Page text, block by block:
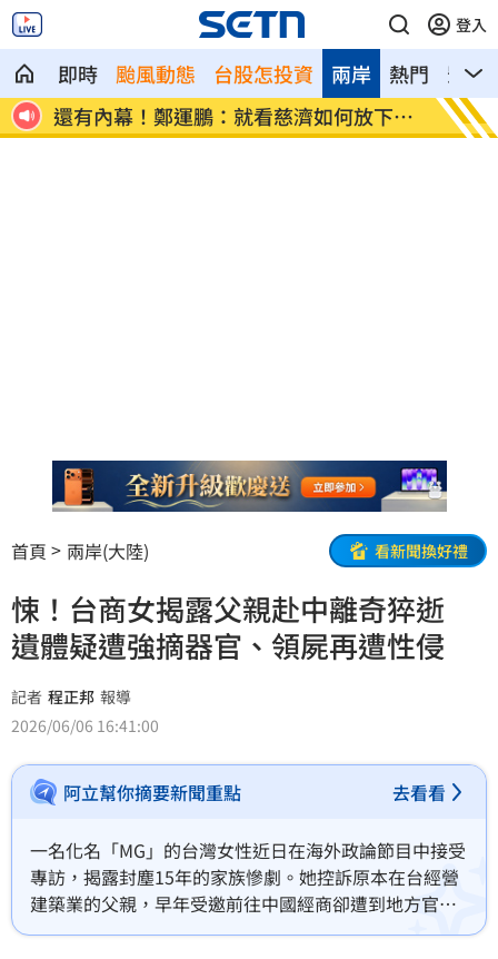
登入
即時 颱風動態 台股怎投資 熱門 影音
兩岸
我
漢光42號演習 賴清視察復仇者彈部隊 日知
首頁 兩岸(大陸) 看新聞換好禮
悚！台商女揭露父親赴中離奇猝逝
遺體疑遭強摘器官、領屍再遭性侵
記者 程正邦 報導
2026/06/06 16:41:00
阿立幫你摘要新聞重點 去看看
一名化名「MG」的台灣女性近日在海外政論節目中接受
專訪，揭露封塵15年的家族慘劇。她控訴原本在台經營
建築業的父親，早年受邀前往中國經商卻遭到地方官員
嚴密監控與長年勒索。2009年父親在返台前夕突遭公安